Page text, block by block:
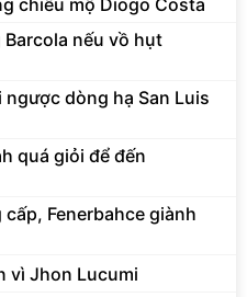
nếu vồ hụt
dòng hạ San Luis
quá giỏi để đến
Fenerbahce giành
vì Jhon Lucumi